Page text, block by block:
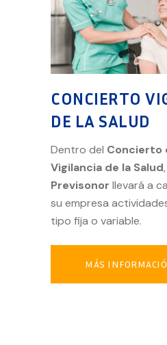
CONCIERTO
DE LA SALUD
Dentro del Concierto
Vigilancia de la Salud,
Previsonor llevará a
su empresa
tipo fija o variable.
MÁS